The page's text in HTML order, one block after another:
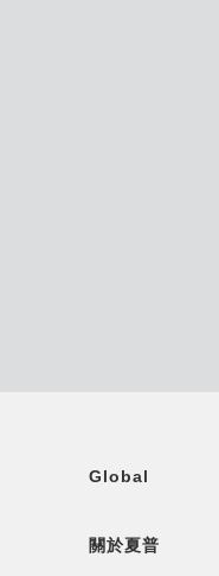
Global
關於夏普